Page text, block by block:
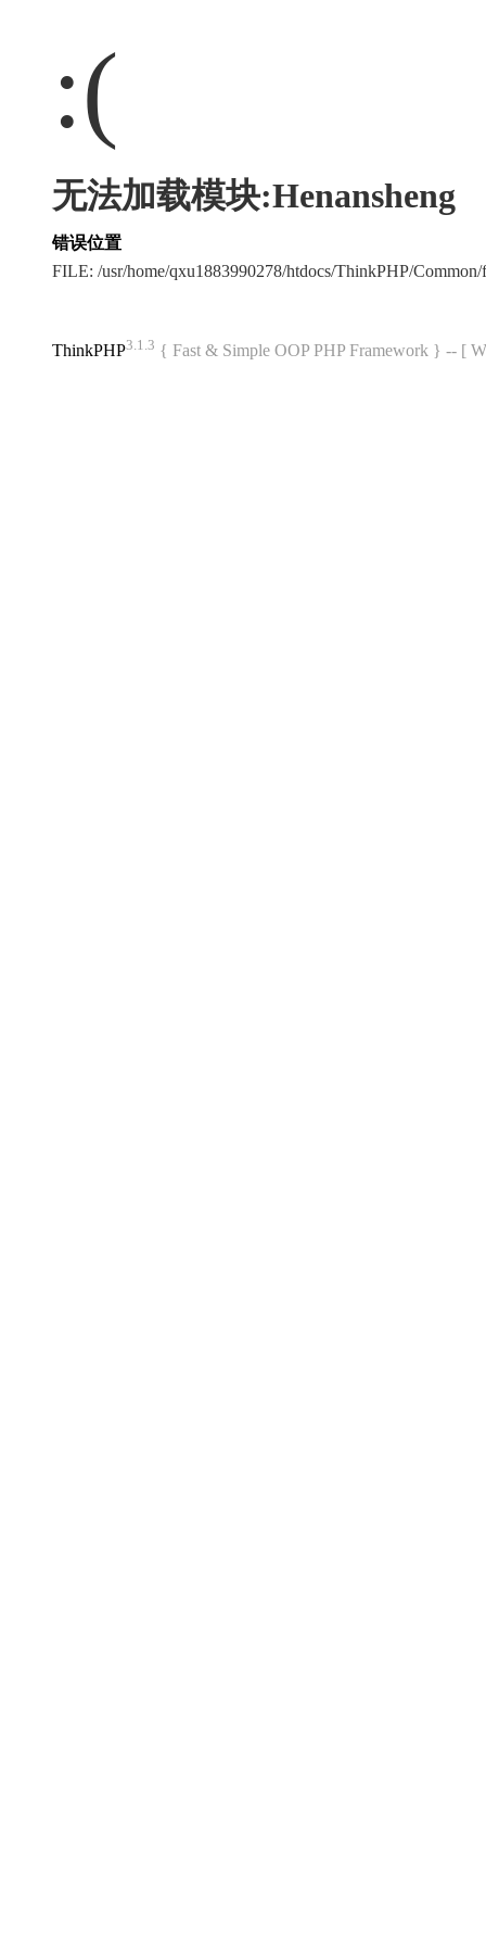
:(
无法加载模块:Henansheng
错误位置
FILE: /usr/home/qxu1883990278/htdocs/ThinkPHP/
ThinkPHP3.1.3 { Fast & Simple OOP PHP Framework } -- [